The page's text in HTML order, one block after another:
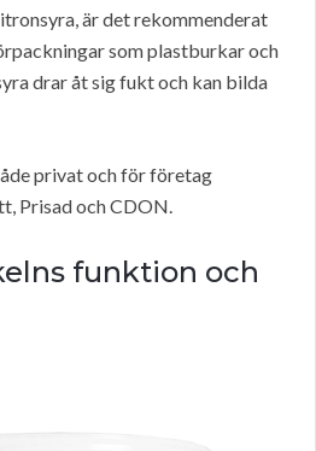
är det rekommenderat
som plastburkar och
drar åt sig fukt och kan bilda
privat och för företag
Prisad och CDON.
funktion och